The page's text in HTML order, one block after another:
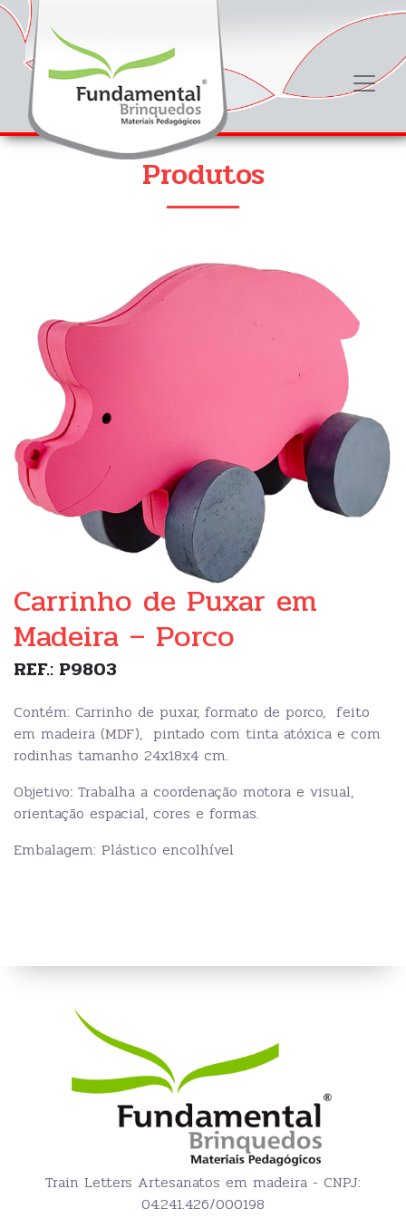
Produtos
Carrinho de Puxar em
Madeira – Porco
REF.: P9803
Contém: Carrinho de puxar, formato de porco, feito
em madeira (MDF), pintado com tinta atóxica e com
rodinhas tamanho 24x18x4 cm.
Objetivo: Trabalha a coordenação motora e visual,
orientação espacial, cores e formas.
Embalagem: Plástico encolhível
Train Letters Artesanatos em madeira - CNPJ:
04.241.426/000198